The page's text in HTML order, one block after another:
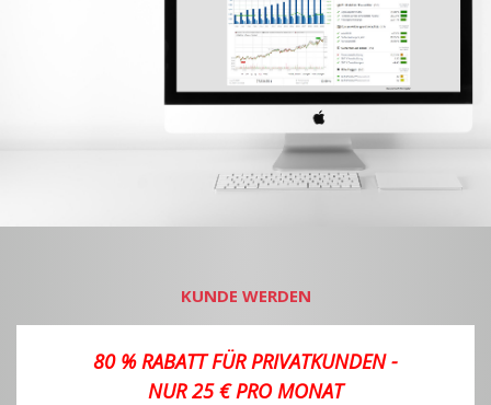
KUNDE WERDEN
80 % RABATT FÜR PRIVATKUNDEN -
NUR 25 € PRO MONAT